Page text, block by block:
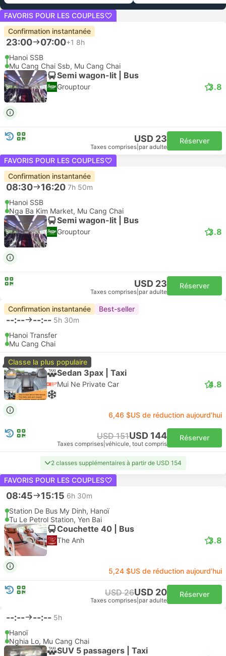
FAVORIS POUR LES COUPLES
Confirmation instantanée
23:00 07:00+1 8h
Hanoi SSB
Mu Cang Chai Ssb, Mu Cang Chai
Semi wagon-lit | Bus
Grouptour 3.8
USD 23
Taxes comprises par adulte
Réserver
FAVORIS POUR LES COUPLES
Confirmation instantanée
08:30 16:20 7h 50m
Hanoi SSB
Nga Ba Kim Market, Mu Cang Chai
Semi wagon-lit | Bus
Grouptour 3.8
USD 23
Taxes comprises par adulte
Réserver
Confirmation instantanée Best-seller
--:-- --:-- 5h 30m
Hanoi Transfer
Mu Cang Chai
Classe la plus populaire
Sedan 3pax | Taxi
Mui Ne Private Car 4.8
6,46 $US de réduction aujourd’hui
USD 151USD 144
Taxes comprises véhicule, tout compris
Réserver
2 classes supplémentaires à partir de USD 154
FAVORIS POUR LES COUPLES
08:45 15:15 6h 30m
Station De Bus My Dinh, Hanoï
Tu Le Petrol Station, Yen Bai
Couchette 40 | Bus
The Anh 3.8
5,24 $US de réduction aujourd’hui
USD 26USD 20
Taxes comprises par adulte
Réserver
--:-- --:-- 5h
Hanoï
Nghia Lo, Mu Cang Chai
SUV 5 passagers | Taxi